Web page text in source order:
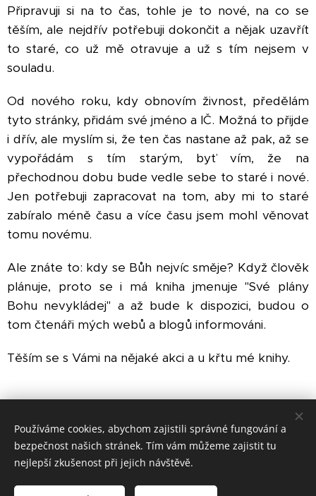
Připravuji si na to čas, tohle je to nové, na co se
těším, ale nejdřív potřebuji dokončit a nějak uzavřít
to staré, co už mě otravuje a už s tím nejsem v
souladu.
Od nového roku, kdy obnovím živnost, předělám
tyto stránky, přidám své jméno a IČ. Možná to přijde
i dřív, ale myslím si, že ten čas nastane až pak, až se
vypořádám s tím starým, byť vím, že na
přechodnou dobu bude vedle sebe to staré i nové.
Jen potřebuji zapracovat na tom, aby mi to staré
zabíralo méně času a více času jsem mohl věnovat
tomu novému.
Ale znáte to: kdy se Bůh nejvíc směje? Když člověk
plánuje, proto se i má kniha jmenuje "Své plány
Bohu nevykládej" a až bude k dispozici, budou o
tom čtenáři mých webů a blogů informováni.
Těším se s Vámi na nějaké akci a u křtu mé knihy.
© 2023 Zdravé Benátky
Používáme cookies, abychom zajistili správné fungování a
bezpečnost našich stránek. Tím vám můžeme zajistit tu
nejlepší zkušenost při jejich návštěvě.